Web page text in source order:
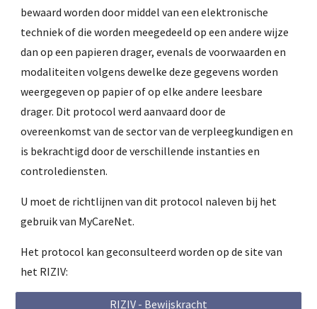
bewaard worden door middel van een elektronische
techniek of die worden meegedeeld op een andere wijze
dan op een papieren drager, evenals de voorwaarden en
modaliteiten volgens dewelke deze gegevens worden
weergegeven op papier of op elke andere leesbare
drager. Dit protocol werd aanvaard door de
overeenkomst van de sector van de verpleegkundigen en
is bekrachtigd door de verschillende instanties en
controlediensten.
U moet de richtlijnen van dit protocol naleven bij het
gebruik van MyCareNet.
Het protocol kan geconsulteerd worden op de site van
het RIZIV:
RIZIV - Bewijskracht